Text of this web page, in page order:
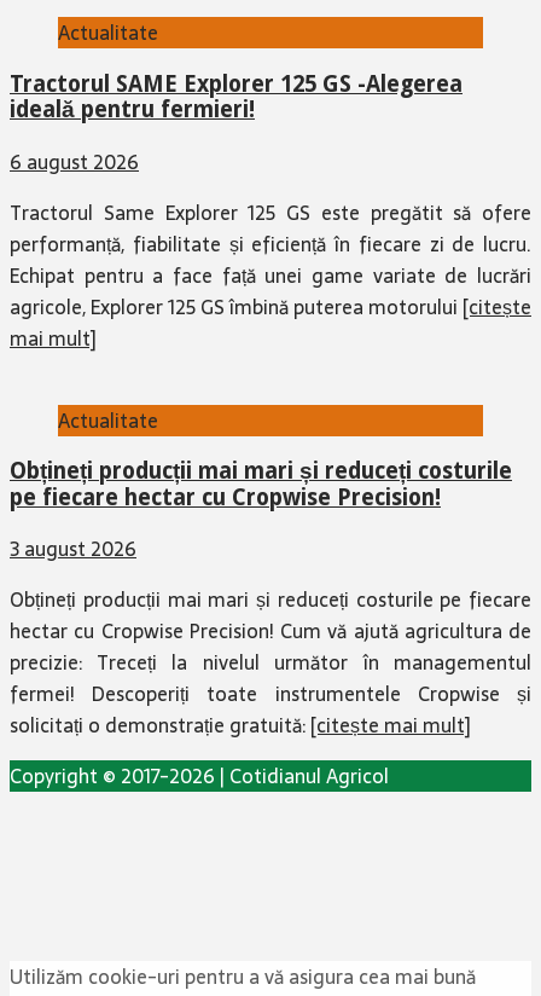
Actualitate
Tractorul SAME Explorer 125 GS -Alegerea
ideală pentru fermieri!
6 august 2026
Tractorul Same Explorer 125 GS este pregătit să ofere
performanță, fiabilitate și eficiență în fiecare zi de lucru.
Echipat pentru a face față unei game variate de lucrări
agricole, Explorer 125 GS îmbină puterea motorului [citește
mai mult]
Actualitate
Obțineți producții mai mari și reduceți costurile
pe fiecare hectar cu Cropwise Precision!
3 august 2026
Obțineți producții mai mari și reduceți costurile pe fiecare
hectar cu Cropwise Precision! Cum vă ajută agricultura de
precizie: Treceți la nivelul următor în managementul
fermei! Descoperiți toate instrumentele Cropwise și
solicitați o demonstrație gratuită:[citește mai mult]
Copyright © 2017-2026 | Cotidianul Agricol
Utilizăm cookie-uri pentru a vă asigura cea mai bună